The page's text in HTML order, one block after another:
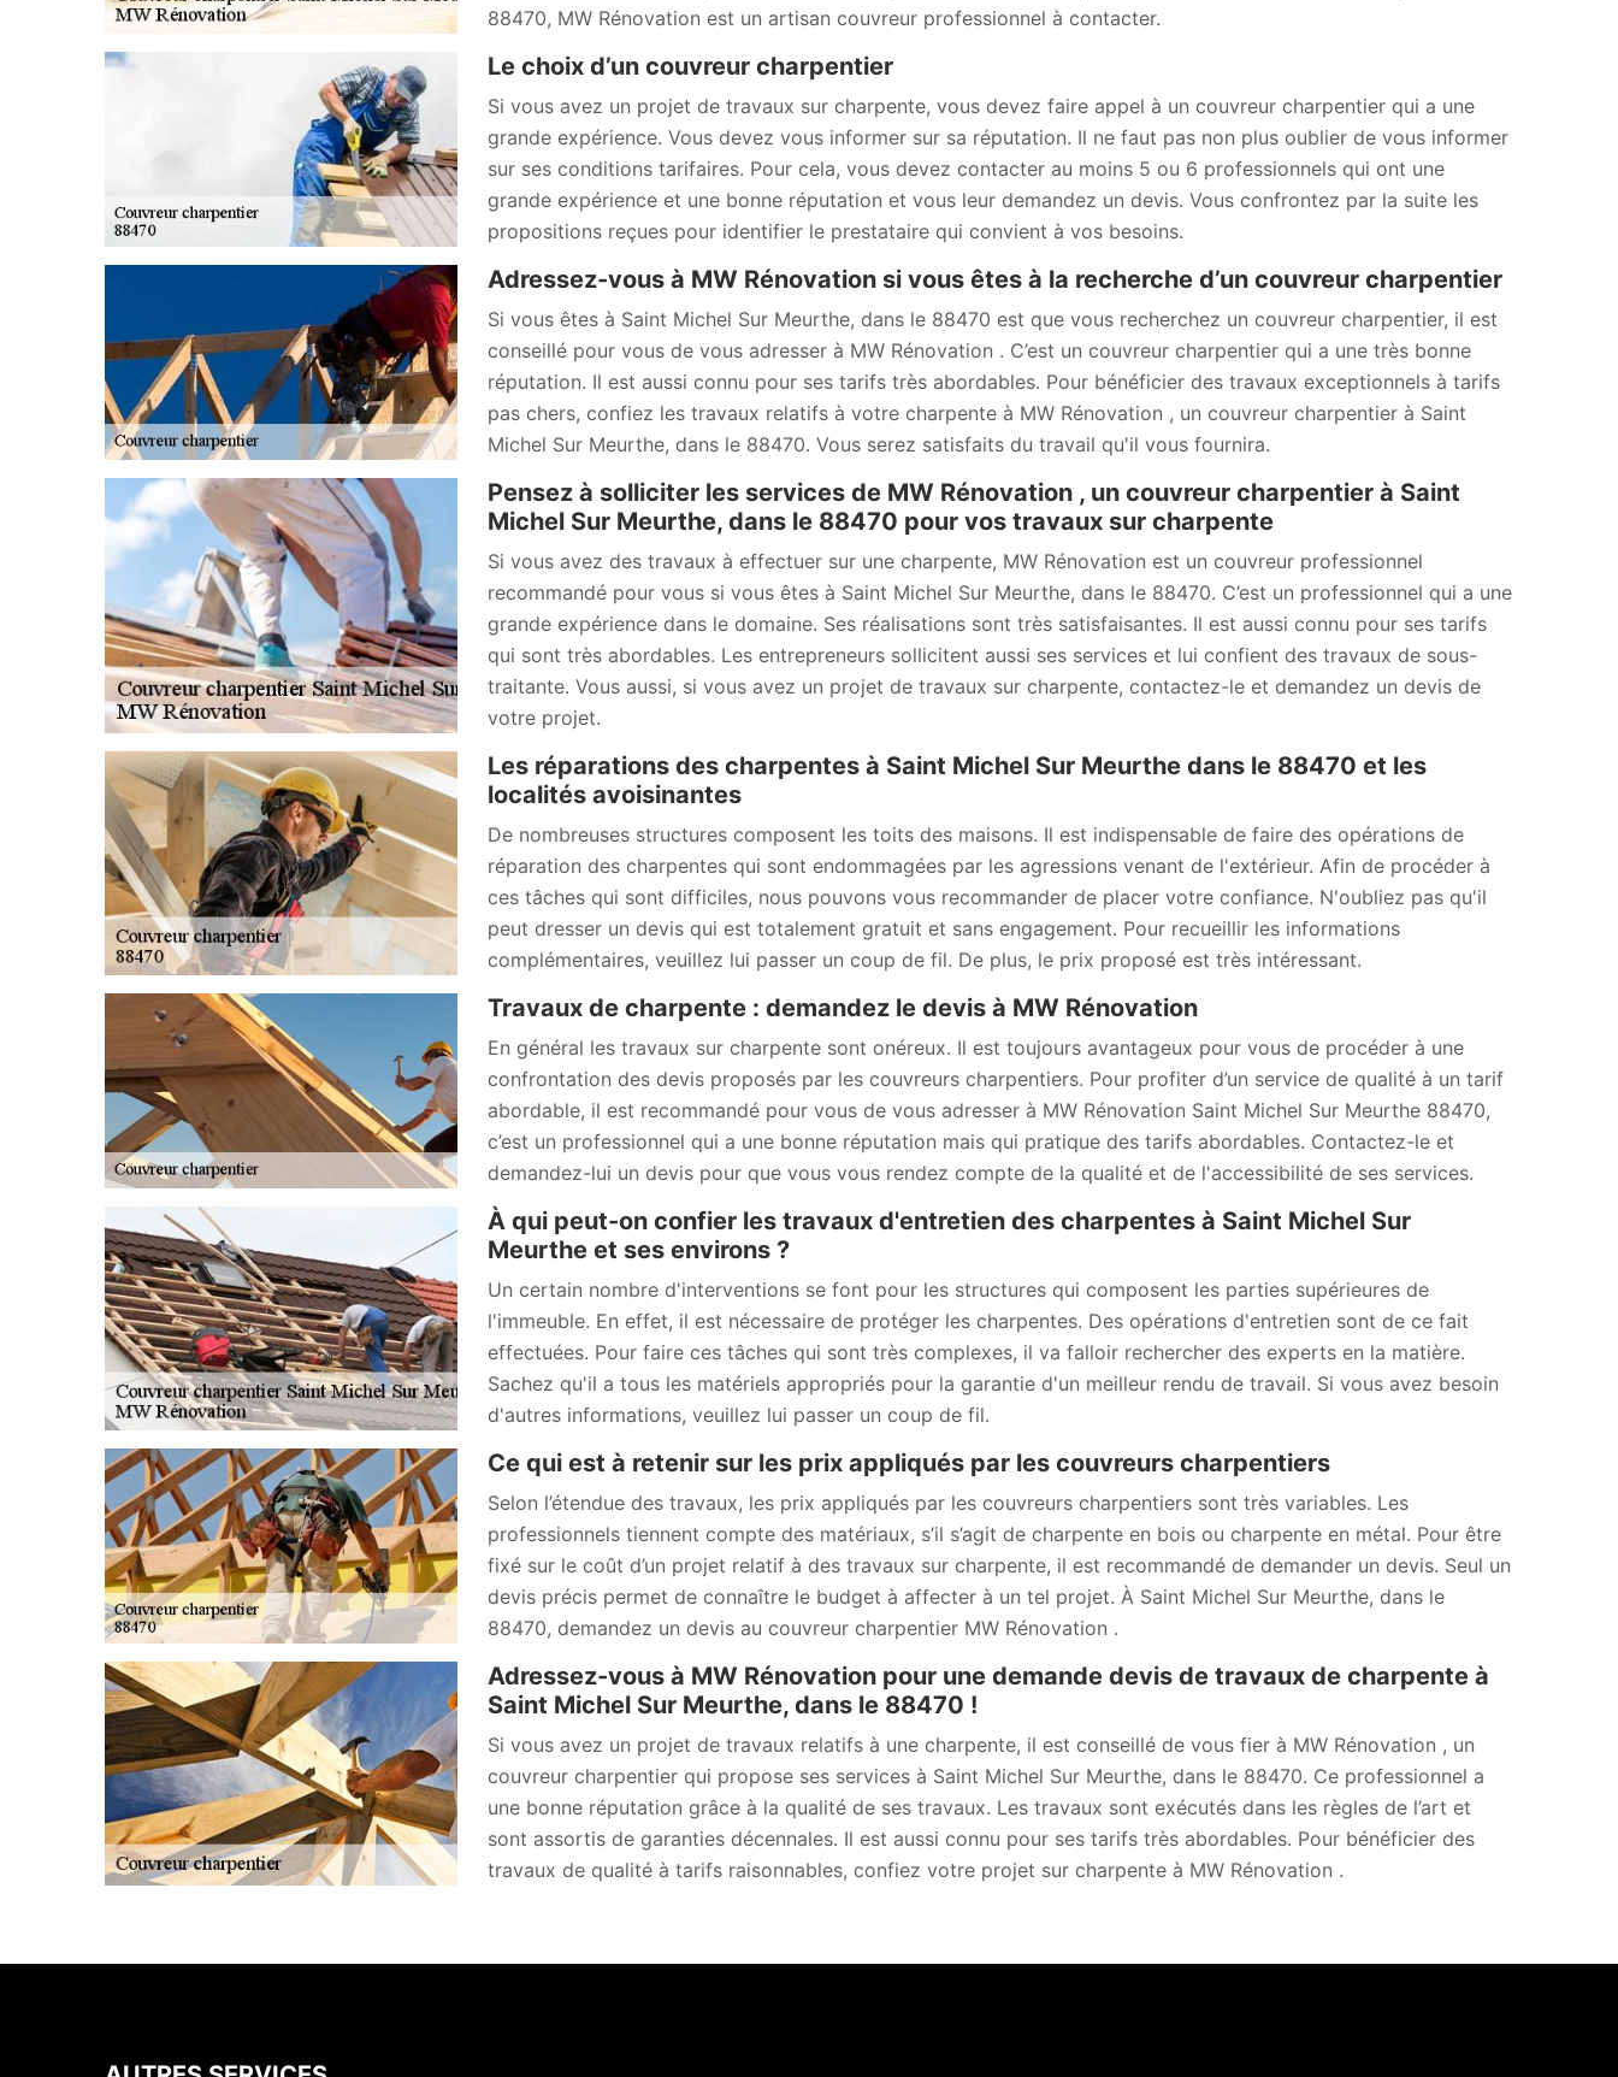
88470, MW Rénovation est un artisan couvreur professionnel à contacter.
Le choix d’un couvreur charpentier
Si vous avez un projet de travaux sur charpente, vous devez faire appel à un couvreur charpentier qui a une
grande expérience. Vous devez vous informer sur sa réputation. Il ne faut pas non plus oublier de vous informer
sur ses conditions tarifaires. Pour cela, vous devez contacter au moins 5 ou 6 professionnels qui ont une
grande expérience et une bonne réputation et vous leur demandez un devis. Vous confrontez par la suite les
propositions reçues pour identifier le prestataire qui convient à vos besoins.
Adressez-vous à MW Rénovation si vous êtes à la recherche d’un couvreur charpentier
Si vous êtes à Saint Michel Sur Meurthe, dans le 88470 est que vous recherchez un couvreur charpentier, il est
conseillé pour vous de vous adresser à MW Rénovation . C’est un couvreur charpentier qui a une très bonne
réputation. Il est aussi connu pour ses tarifs très abordables. Pour bénéficier des travaux exceptionnels à tarifs
pas chers, confiez les travaux relatifs à votre charpente à MW Rénovation , un couvreur charpentier à Saint
Michel Sur Meurthe, dans le 88470. Vous serez satisfaits du travail qu'il vous fournira.
Pensez à solliciter les services de MW Rénovation , un couvreur charpentier à Saint
Michel Sur Meurthe, dans le 88470 pour vos travaux sur charpente
Si vous avez des travaux à effectuer sur une charpente, MW Rénovation est un couvreur professionnel
recommandé pour vous si vous êtes à Saint Michel Sur Meurthe, dans le 88470. C’est un professionnel qui a une
grande expérience dans le domaine. Ses réalisations sont très satisfaisantes. Il est aussi connu pour ses tarifs
qui sont très abordables. Les entrepreneurs sollicitent aussi ses services et lui confient des travaux de sous-
traitante. Vous aussi, si vous avez un projet de travaux sur charpente, contactez-le et demandez un devis de
votre projet.
Les réparations des charpentes à Saint Michel Sur Meurthe dans le 88470 et les
localités avoisinantes
De nombreuses structures composent les toits des maisons. Il est indispensable de faire des opérations de
réparation des charpentes qui sont endommagées par les agressions venant de l'extérieur. Afin de procéder à
ces tâches qui sont difficiles, nous pouvons vous recommander de placer votre confiance. N'oubliez pas qu'il
peut dresser un devis qui est totalement gratuit et sans engagement. Pour recueillir les informations
complémentaires, veuillez lui passer un coup de fil. De plus, le prix proposé est très intéressant.
Travaux de charpente : demandez le devis à MW Rénovation
En général les travaux sur charpente sont onéreux. Il est toujours avantageux pour vous de procéder à une
confrontation des devis proposés par les couvreurs charpentiers. Pour profiter d’un service de qualité à un tarif
abordable, il est recommandé pour vous de vous adresser à MW Rénovation Saint Michel Sur Meurthe 88470,
c’est un professionnel qui a une bonne réputation mais qui pratique des tarifs abordables. Contactez-le et
demandez-lui un devis pour que vous vous rendez compte de la qualité et de l'accessibilité de ses services.
À qui peut-on confier les travaux d'entretien des charpentes à Saint Michel Sur
Meurthe et ses environs ?
Un certain nombre d'interventions se font pour les structures qui composent les parties supérieures de
l'immeuble. En effet, il est nécessaire de protéger les charpentes. Des opérations d'entretien sont de ce fait
effectuées. Pour faire ces tâches qui sont très complexes, il va falloir rechercher des experts en la matière.
Sachez qu'il a tous les matériels appropriés pour la garantie d'un meilleur rendu de travail. Si vous avez besoin
d'autres informations, veuillez lui passer un coup de fil.
Ce qui est à retenir sur les prix appliqués par les couvreurs charpentiers
Selon l’étendue des travaux, les prix appliqués par les couvreurs charpentiers sont très variables. Les
professionnels tiennent compte des matériaux, s’il s’agit de charpente en bois ou charpente en métal. Pour être
fixé sur le coût d’un projet relatif à des travaux sur charpente, il est recommandé de demander un devis. Seul un
devis précis permet de connaître le budget à affecter à un tel projet. À Saint Michel Sur Meurthe, dans le
88470, demandez un devis au couvreur charpentier MW Rénovation .
Adressez-vous à MW Rénovation pour une demande devis de travaux de charpente à
Saint Michel Sur Meurthe, dans le 88470 !
Si vous avez un projet de travaux relatifs à une charpente, il est conseillé de vous fier à MW Rénovation , un
couvreur charpentier qui propose ses services à Saint Michel Sur Meurthe, dans le 88470. Ce professionnel a
une bonne réputation grâce à la qualité de ses travaux. Les travaux sont exécutés dans les règles de l’art et
sont assortis de garanties décennales. Il est aussi connu pour ses tarifs très abordables. Pour bénéficier des
travaux de qualité à tarifs raisonnables, confiez votre projet sur charpente à MW Rénovation .